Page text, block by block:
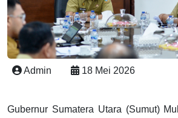
Admin 18 Mei 2026
Gubernur Sumatera Utara (Sumut)